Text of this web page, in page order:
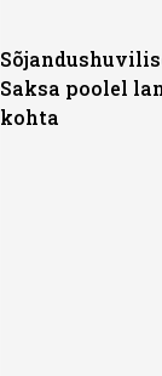
Saksa poolel
kohta